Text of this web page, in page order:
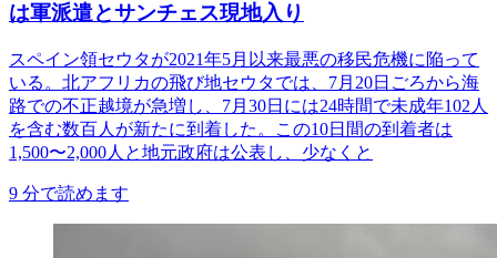
は軍派遣とサンチェス現地入り
スペイン領セウタが2021年5月以来最悪の移民危機に陥って
いる。北アフリカの飛び地セウタでは、7月20日ごろから海
路での不正越境が急増し、7月30日には24時間で未成年102人
を含む数百人が新たに到着した。この10日間の到着者は
1,500〜2,000人と地元政府は公表し、少なくと
9 分で読めます